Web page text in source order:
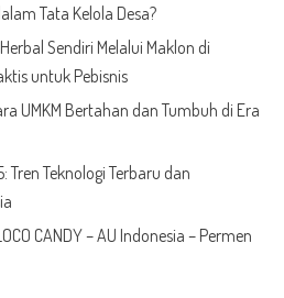
Tata Kelola Desa?
Sendiri Melalui Maklon di
untuk Pebisnis
UMKM Bertahan dan Tumbuh di Era
Tren Teknologi Terbaru dan
CANDY – AU Indonesia – Permen